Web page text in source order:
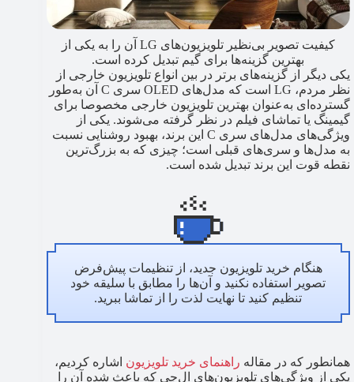
کیفیت تصویر بی‌نظیر تلویزیون‌های LG آن را به یکی از
بهترین گزینه‌ها برای گیم تبدیل کرده است.
یکی دیگر از گزینه‌های برتر در بین انواع تلویزیون خارجی از
نظر مردم، LG است که مدل‌های OLED سری C آن به‌طور
گسترده‌ای به‌عنوان بهترین تلویزیون خارجی مخصوصا برای
گیمینگ یا تماشای فیلم در نظر گرفته می‌شوند. یکی از
ویژگی‌های مدل‌های سری C این برند، بهبود روشنایی نسبت
به مدل‌ها و سری‌های قبلی است؛ چیزی که به بزرگ‌ترین
نقطه قوت این برند تبدیل شده است.
هنگام خرید تلویزیون جدید، از تنظیمات پیش‌فرض
تصویر استفاده نکنید و آن‌ها را مطابق با سلیقه خود
تنظیم کنید تا نهایت لذت را از تماشا ببرید.
همانطور که در مقاله راهنمای خرید تلویزیون اشاره کردیم،
یکی از ویژگی‌های تلویزیون‌های ال‌جی که باعث شده آن را